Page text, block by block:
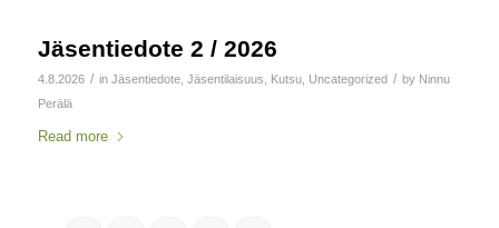
Jäsentiedote 2 / 2026
4.8.2026 / in Jäsentiedote, Jäsentilaisuus Kutsu, Uncategorized / by Ninnu
Perälä
Read more